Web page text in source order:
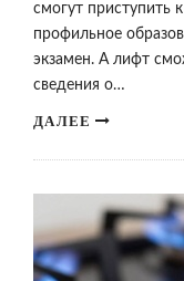
смогут приступить
профильное
экзамен. А лифт
сведения о…
ДАЛЕЕ